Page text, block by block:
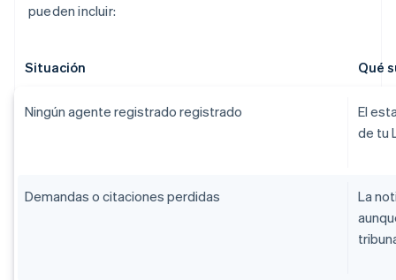
pueden incluir:
Situación Qué
Ningún agente registrado registrado
El
de tu
Demandas o citaciones perdidas
La